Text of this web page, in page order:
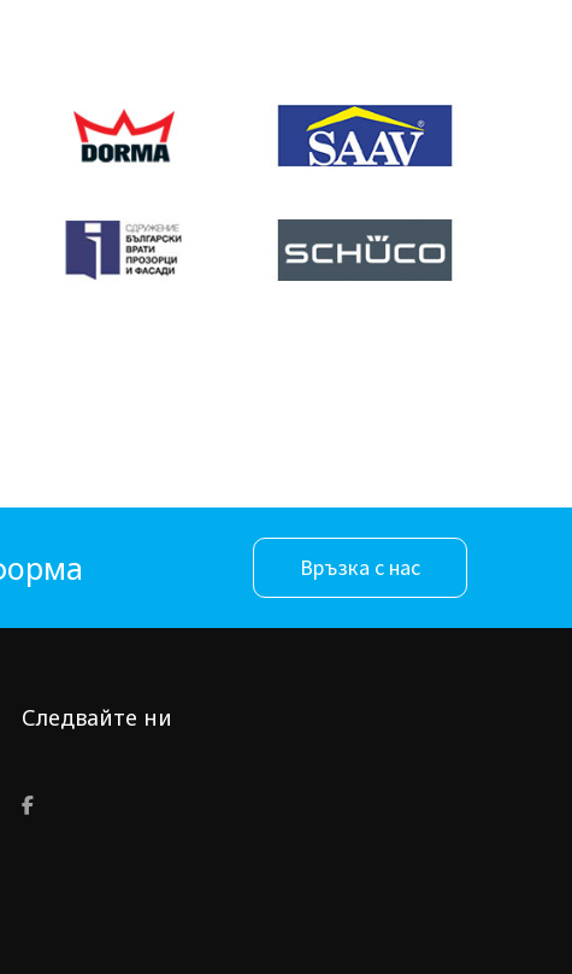
Връзка с нас
Следвайте ни